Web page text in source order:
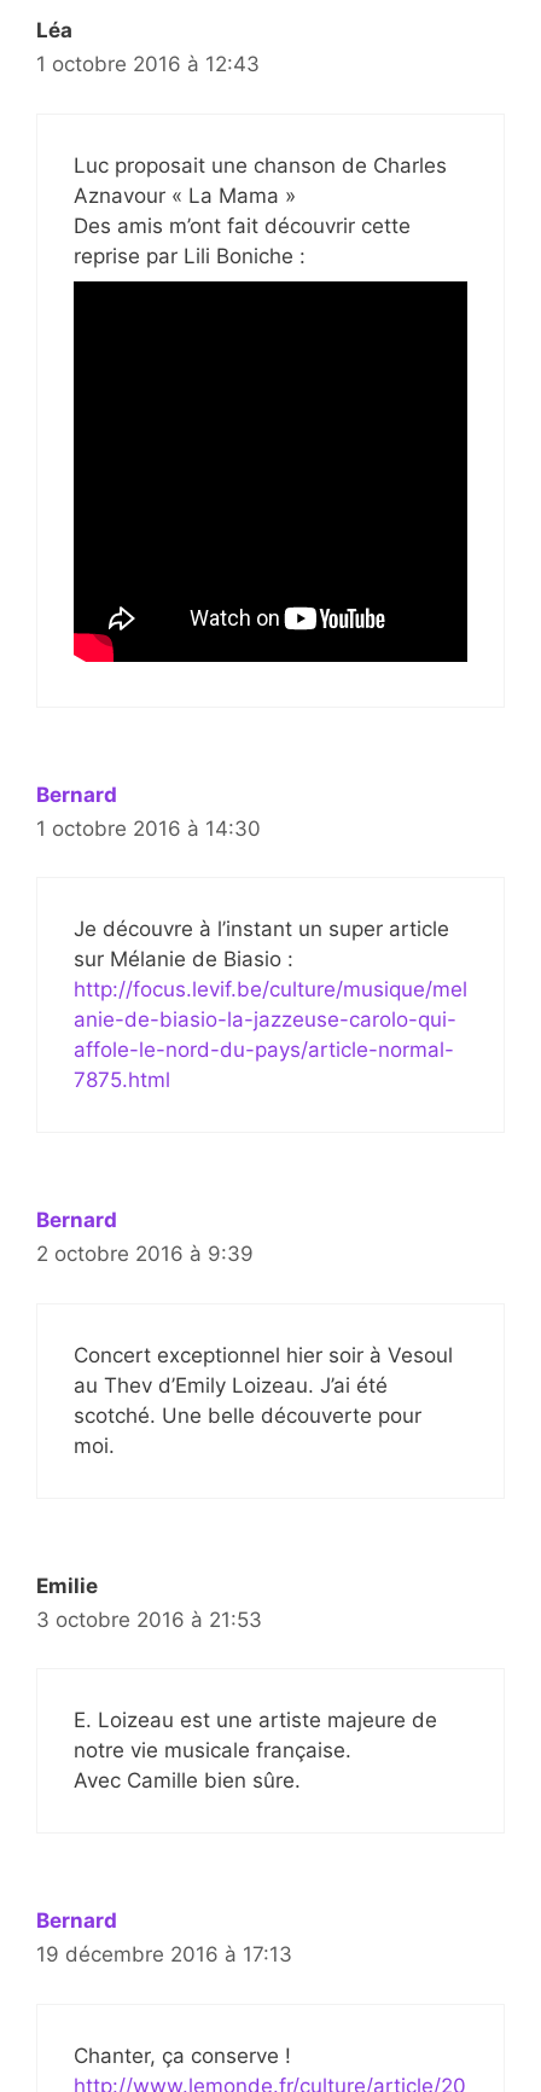
Léa
1 octobre 2016 à 12:43
Luc proposait une chanson de Charles
Aznavour « La Mama »
Des amis m’ont fait découvrir cette
reprise par Lili Boniche :
Bernard
1 octobre 2016 à 14:30
Je découvre à l’instant un super article
sur Mélanie de Biasio :
http://focus.levif.be/culture/musique/mel
anie-de-biasio-la-jazzeuse-carolo-qui-
affole-le-nord-du-pays/article-normal-
7875.html
Bernard
2 octobre 2016 à 9:39
Concert exceptionnel hier soir à Vesoul
au Thev d’Emily Loizeau. J’ai été
scotché. Une belle découverte pour
moi.
Emilie
3 octobre 2016 à 21:53
E. Loizeau est une artiste majeure de
notre vie musicale française.
Avec Camille bien sûre.
Bernard
19 décembre 2016 à 17:13
Chanter, ça conserve !
http://www.lemonde.fr/culture/article/20